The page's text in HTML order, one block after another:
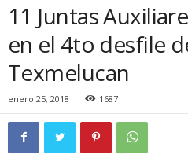
11 Juntas
en el 4to desfile
Texmelucan
enero 25, 2018 1687